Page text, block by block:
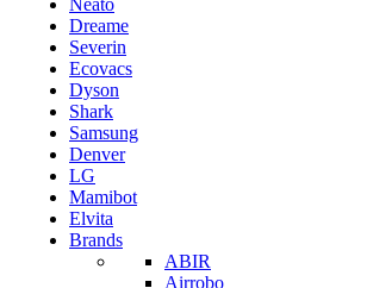
Neato
Dreame
Severin
Ecovacs
Dyson
Shark
Samsung
Denver
LG
Mamibot
Elvita
Brands
ABIR
Airrobo